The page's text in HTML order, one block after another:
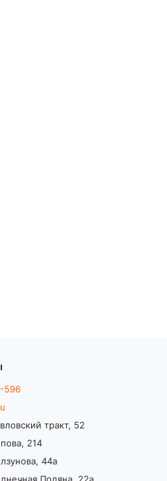
596
тракт, 52
214
44а
Поляна, 22а